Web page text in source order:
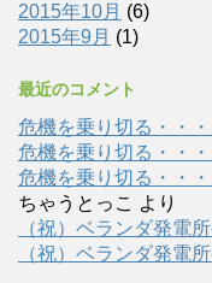
2015年10月 (6)
2015年9月 (1)
最近のコメント
危機を乗り切る・・
危機を乗り切る・・
危機を乗り切る・・
ちゃうとっこ より
（祝）ベランダ発電
（祝）ベランダ発電